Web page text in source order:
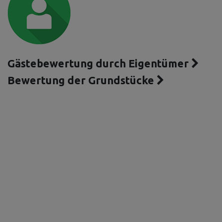
Gästebewertung durch Eigentümer
Bewertung der Grundstücke